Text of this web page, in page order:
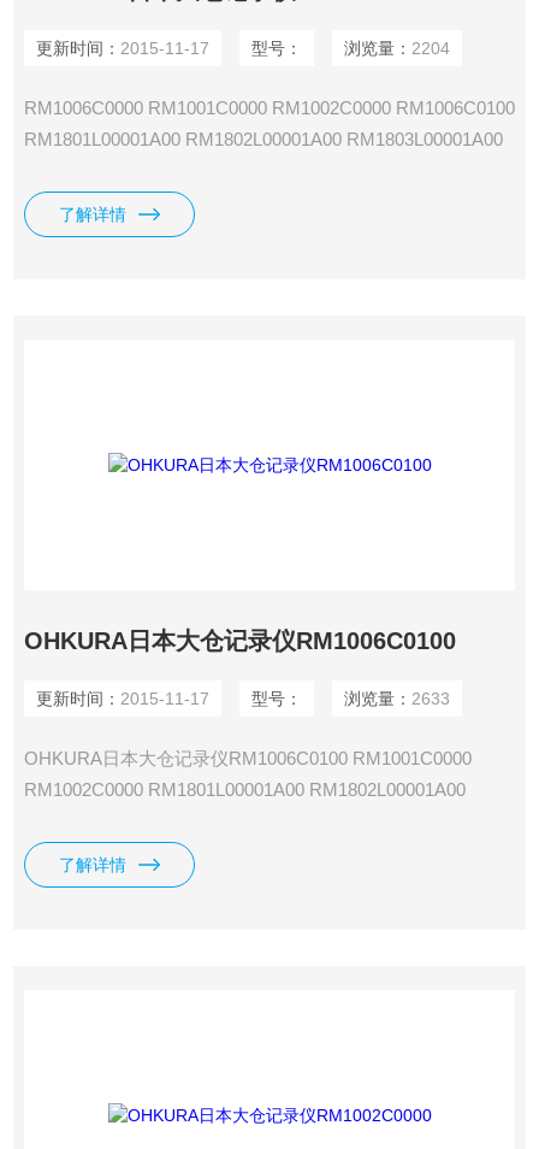
更新时间： 2015-11-17 型号： 浏览量： 2204
RM1006C0000 RM1001C0000 RM1002C0000 RM1006C0100
RM1801L00001A00 RM1802L00001A00 RM1803L00001A00
RM1824L00001A00 OHKURA日本大仓记录仪
RM1801L00001A00
了解详情
OHKURA日本大仓记录仪RM1006C0100
更新时间： 2015-11-17 型号： 浏览量： 2633
OHKURA日本大仓记录仪RM1006C0100 RM1001C0000
RM1002C0000 RM1801L00001A00 RM1802L00001A00
RM1806L00001A00 RM1824L00001A00 RM1830L00001A00
RM10L RM18L
了解详情